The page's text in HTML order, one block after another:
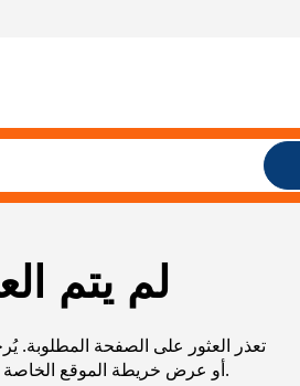
لم يتم
تعذر العثور على الصفحة المطلوبة.
URL، أو عرض خريطة الموقع الخاصة بنا لمساعدتك في العثور على ما تريد.